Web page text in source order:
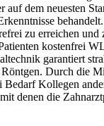
auf dem neuesten
behandelt.
zu erreichen
kostenfrei
garantiert
Durch die
Bedarf Kollegen
denen die